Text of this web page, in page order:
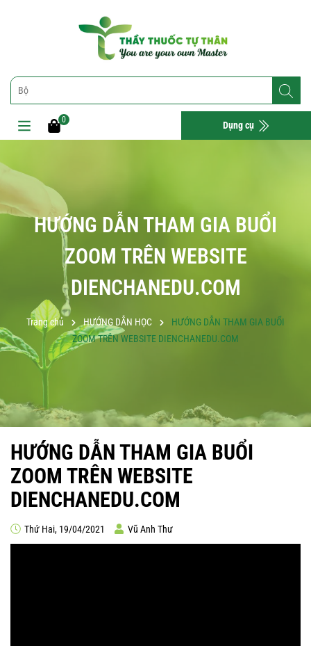
0 Dụng cụ
HƯỚNG DẪN THAM GIA BUỔI
ZOOM TRÊN WEBSITE
DIENCHANEDU.COM
Trang chủ HƯỚNG DẪN HỌC
HƯỚNG DẪN THAM GIA BUỔI
ZOOM TRÊN WEBSITE DIENCHANEDU.COM
HƯỚNG DẪN THAM GIA BUỔI
ZOOM TRÊN WEBSITE
DIENCHANEDU.COM
Thứ Hai, 19/04/2021 Vũ Anh Thư